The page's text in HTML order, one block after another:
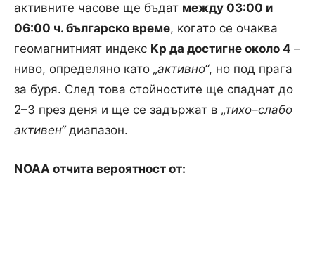
активните часове ще бъдат между 03:00 и
06:00 ч. българско време, когато се очаква
геомагнитният индекс Kp да достигне около 4 –
ниво, определяно като „активно“, но под прага
за буря. След това стойностите ще спаднат до
2–3 през деня и ще се задържат в „тихо–слабо
активен“диапазон.
NOAA отчита вероятност от: